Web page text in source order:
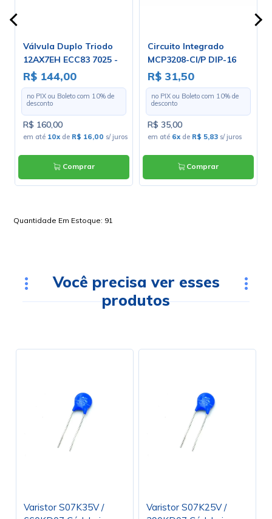
Válvula Duplo Triodo
12AX7EH ECC83 7025 -
Electro-Harmonix
R$ 144,00
no PIX ou Boleto com 10% de
desconto
R$ 160,00
em até 10xde R$ 16,00 s/ juros
Comprar
Circuito Integrado
MCP3208-CI/P DIP-16
R$ 31,50
no PIX ou Boleto com 10% de
desconto
R$ 35,00
em até 6xde R$ 5,83s/ juros
Comprar
Quantidade Em Estoque: 91
Você precisa ver esses
produtos
Varistor S07K35V /
Varistor S07K25V /